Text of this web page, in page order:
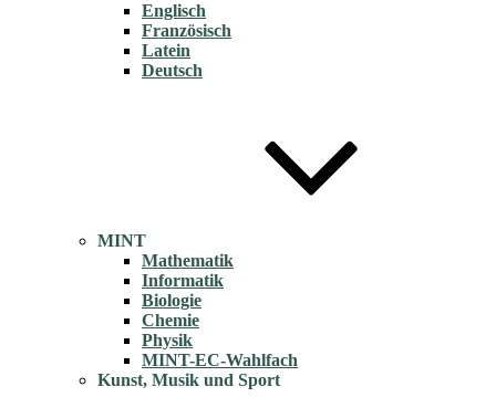
Englisch
Französisch
Latein
Deutsch
MINT
Mathematik
Informatik
Biologie
Chemie
Physik
MINT-EC-Wahlfach
Kunst, Musik und Sport